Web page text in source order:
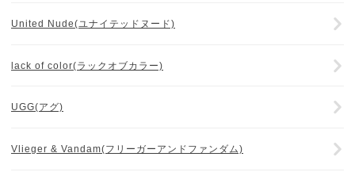
United Nude(ユナイテッドヌード)
lack of color(ラックオブカラー)
UGG(アグ)
Vlieger & Vandam(フリーガーアンドファンダム)